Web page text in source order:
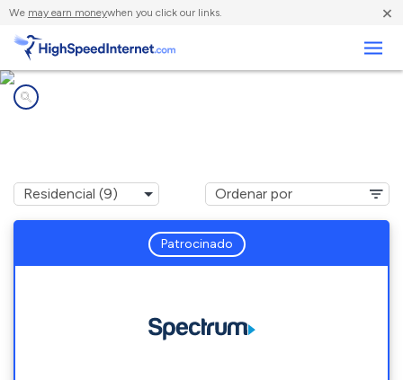
We may earn moneywhen you click our links. ×
Patrocinado